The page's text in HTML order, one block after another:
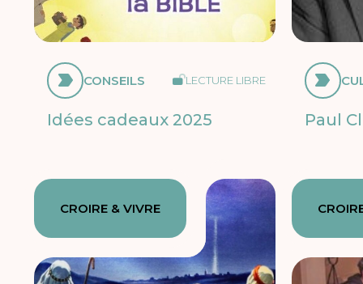
CONSEILS LECTURE LIBRE
Idées cadeaux 2025 Paul
CROIRE & VIVRE